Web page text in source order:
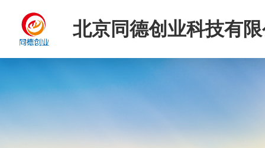
北京同德创业科技有